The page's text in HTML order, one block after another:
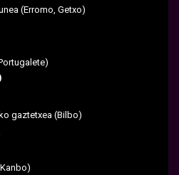
(Erromo, Getxo)
gaztetxea (Bilbo)